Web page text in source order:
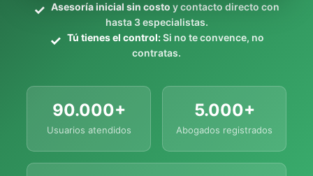
Asesoría inicial sin costo y contacto directo con
hasta 3 especialistas.
Tú tienes el control:Si no te convence, no
contratas.
90.000+
Usuarios atendidos
5.000+
Abogados registrados